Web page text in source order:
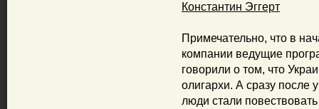
Константин Эггерт
Примечательно, что в
компании ведущие
говорили о том, что
олигархи. А сразу после
люди стали